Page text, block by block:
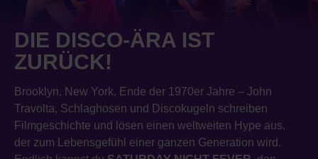
DIE DISCO-ÄRA IST
ZURÜCK!
Brooklyn, New York, Ende der 1970er Jahre – John
Travolta, Schlaghosen und Discokugeln schreiben
Filmgeschichte und lösen einen weltweiten Hype aus,
der zum Lebensgefühl einer ganzen Generation wird.